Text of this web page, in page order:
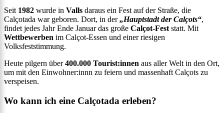
Seit 1982 wurde in Valls daraus ein Fest auf der Straße, die
Calçotada war geboren. Dort, in der„Hauptstadt der Calçots“,
findet jedes Jahr Ende Januar das große Calçot-Fest statt. Mit
Wettbewerben im Calçot-Essen und einer riesigen
Volksfeststimmung.
Heute pilgern über400.000 Tourist:innen aus aller Welt in den Ort,
um mit den Einwohner:innn zu feiern und massenhaft Calçots zu
verspeisen.
Wo kann ich eine Calçotada erleben?